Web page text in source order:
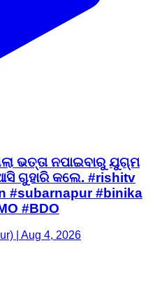
ଭତ୍ତା ନପାଇବାରୁ ଯୁଗ୍ମ
ଗୁହାରି କଲେ. #rishitv
#subarnapur #binika
#BDO
| Aug 4, 2026